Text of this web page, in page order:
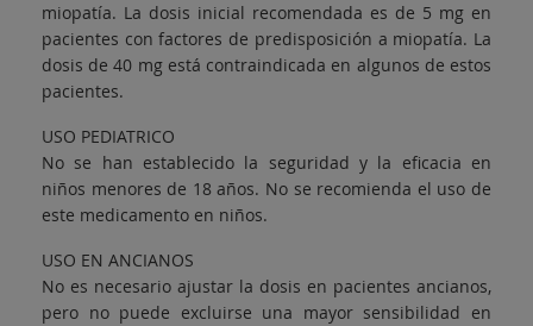
miopatía. La dosis inicial recomendada es de 5 mg en
pacientes con factores de predisposición a miopatía. La
dosis de 40 mg está contraindicada en algunos de estos
pacientes.
USO PEDIATRICO
No se han establecido la seguridad y la eficacia en
niños menores de 18 años. No se recomienda el uso de
este medicamento en niños.
USO EN ANCIANOS
No es necesario ajustar la dosis en pacientes ancianos,
pero no puede excluirse una mayor sensibilidad en